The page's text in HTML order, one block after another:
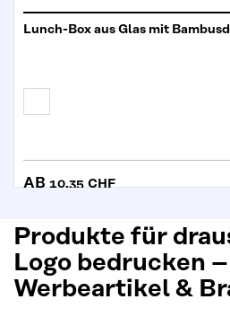
Lunch-Box aus Glas mit
AB 10,35 CHF
Produkte für
Logo bedrucken –
Werbeartikel &